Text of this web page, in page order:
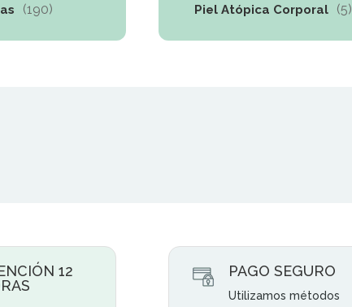
(190) Piel Atópica Corporal (5)
12
PAGO SEGURO
Utilizamos métodos